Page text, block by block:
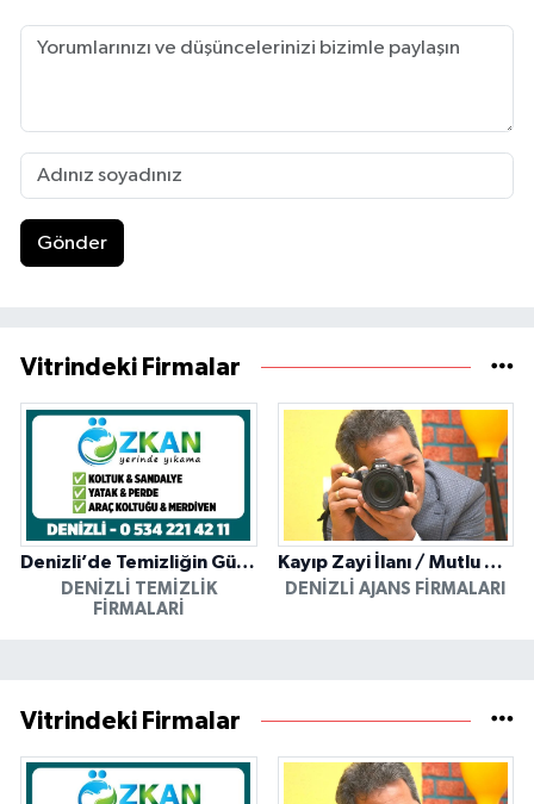
Gönder
Vitrindeki Firmalar
Denizli’de Temizliğin Güvenilir Adresi: Özkan Yerinde Yıkama
DENIZLI TEMIZLIK
FIRMALARI
Kayıp Zayi İlanı / Mutlu Ajans / Denizli
DENIZLI AJANS FIRMALARI
Vitrindeki Firmalar